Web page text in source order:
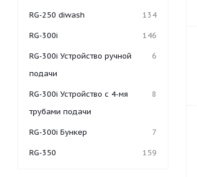
RG-250 diwash 134
RG-300i 146
RG-300i Устройство ручной
подачи
6
RG-300i Устройство с 4-мя
трубами подачи
8
RG-300i Бункер 7
RG-350 159